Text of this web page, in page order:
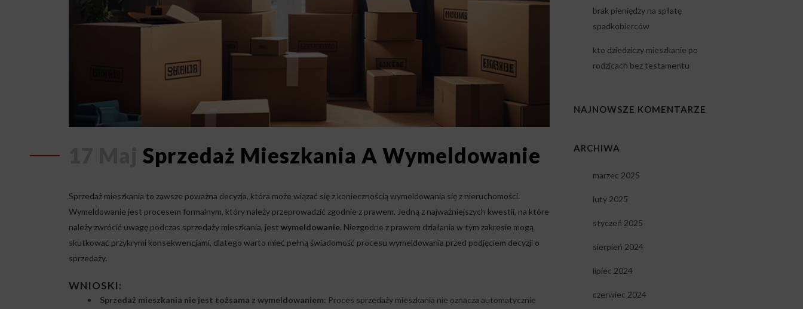
Sprzedaż Mieszkania A Wymeldowanie
Sprzedaż mieszkania to zawsze poważna decyzja, która może wiązać się z koniecznością wymeldowania się z nieruchomości.
Wymeldowanie jest procesem formalnym, który należy przeprowadzić zgodnie z prawem. Jedną z najważniejszych kwestii, na które
należy zwrócić uwagę podczas sprzedaży mieszkania, jest wymeldowanie. Niezgodne z prawem działania w tym zakresie mogą
skutkować przykrymi konsekwencjami, dlatego warto mieć pełną świadomość procesu wymeldowania przed podjęciem decyzji o
sprzedaży.
WNIOSKI:
Sprzedaż mieszkania nie jest tożsama z wymeldowaniem: Proces sprzedaży mieszkania nie oznacza automatycznie
brak pieniędzy na spłatę
spadkobierców
kto dziedziczy mieszkanie po
rodzicach bez testamentu
NAJNOWSZE KOMENTARZE
ARCHIWA
marzec 2025
luty 2025
styczeń 2025
sierpień 2024
lipiec 2024
czerwiec 2024